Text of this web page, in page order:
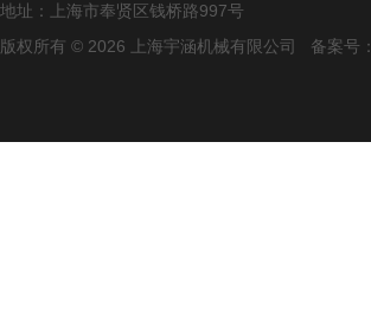
地址：上海市奉贤区钱桥路997号
版权所有 © 2026 上海宇涵机械有限公司 备案号：